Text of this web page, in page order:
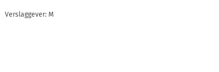
Verslaggever: M